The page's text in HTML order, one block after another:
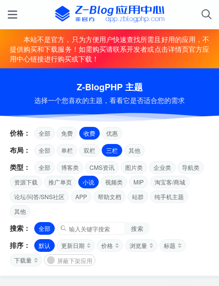
本站不是官方，只为方便用户快速查找所需且好用的应用，不
提供购买和下载服务！如需购买请联系开发者或点击详情页官方应
用中心链接进行购买或下载！
Z-BlogPHP 主题
选择一个您喜欢的主题，看看它是否适合您的需求
价格： 全部 免费 收费 优惠
布局： 全部 单栏 双栏 三栏 其他
类型： 全部 博客类 CMS资讯 图片类 企业类
导航类
资源下载
推广单页 小说 视频类 MIP
淘宝客/商城
论坛/问答/SNS社区
APP 帮助文档 站群
纯手机主题
其他
搜索： 全部 搜索
排序： 默认 更新日期 价格 浏览量
标题
下载量
屏蔽下架应用